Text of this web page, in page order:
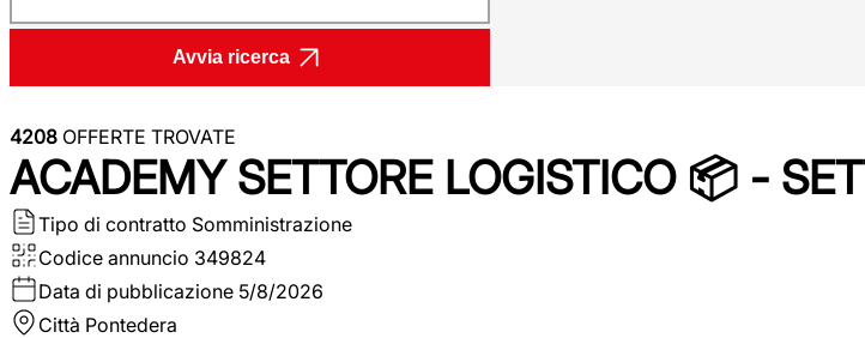
Avvia ricerca
4208 OFFERTE TROVATE
ACADEMY SETTORE LOGISTICO 📦 -
Tipo di contratto Somministrazione
Codice annuncio 349824
Data di pubblicazione 5/8/2026
Città Pontedera